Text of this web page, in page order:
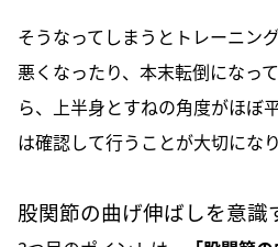
そうなってしまうとトレーニン
悪くなったり、本末転倒になっ
ら、上半身とすねの角度がほぼ
は確認して行うことが大切になり
股関節の曲げ伸ばしを意識